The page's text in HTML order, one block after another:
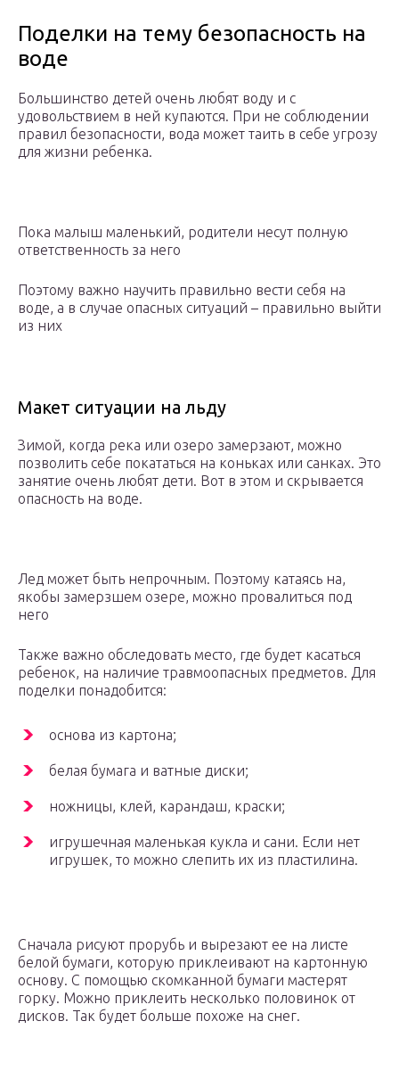
Поделки на тему безопасность на
воде
Большинство детей очень любят воду и с
удовольствием в ней купаются. При не соблюдении
правил безопасности, вода может таить в себе угрозу
для жизни ребенка.
Пока малыш маленький, родители несут полную
ответственность за него
Поэтому важно научить правильно вести себя на
воде, а в случае опасных ситуаций – правильно выйти
из них
Макет ситуации на льду
Зимой, когда река или озеро замерзают, можно
позволить себе покататься на коньках или санках. Это
занятие очень любят дети. Вот в этом и скрывается
опасность на воде.
Лед может быть непрочным. Поэтому катаясь на,
якобы замерзшем озере, можно провалиться под
него
Также важно обследовать место, где будет касаться
ребенок, на наличие травмоопасных предметов. Для
поделки понадобится:
основа из картона;
белая бумага и ватные диски;
ножницы, клей, карандаш, краски;
игрушечная маленькая кукла и сани. Если нет
игрушек, то можно слепить их из пластилина.
Сначала рисуют прорубь и вырезают ее на листе
белой бумаги, которую приклеивают на картонную
основу. С помощью скомканной бумаги мастерят
горку. Можно приклеить несколько половинок от
дисков. Так будет больше похоже на снег.